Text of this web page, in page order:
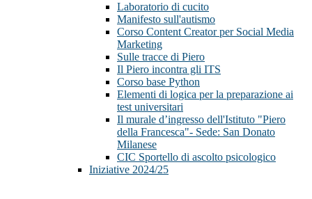
Laboratorio di cucito
Manifesto sull'autismo
Corso Content Creator per Social Media
Marketing
Sulle tracce di Piero
Il Piero incontra gli ITS
Corso base Python
Elementi di logica per la preparazione ai
test universitari
Il murale d’ingresso dell'Istituto "Piero
della Francesca"- Sede: San Donato
Milanese
CIC Sportello di ascolto psicologico
Iniziative 2024/25